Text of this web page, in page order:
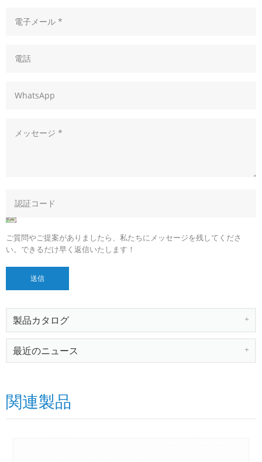
ご質問やご提案がありましたら、私たちにメッセージを残してくださ
い。できるだけ早く返信いたします！
製品カタログ
最近のニュース
関連製品